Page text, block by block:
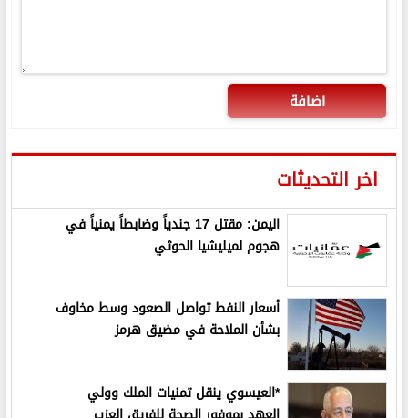
اضافة
اخر التحديثات
اليمن: مقتل 17 جندياً وضابطاً يمنياً في
هجوم لميليشيا الحوثي
أسعار النفط تواصل الصعود وسط مخاوف
بشأن الملاحة في مضيق هرمز
*العيسوي ينقل تمنيات الملك وولي